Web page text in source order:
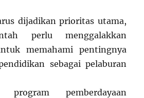
dijadikan prioritas utama,
perlu menggalakkan
memahami pentingnya
sebagai pelaburan
program pemberdayaan